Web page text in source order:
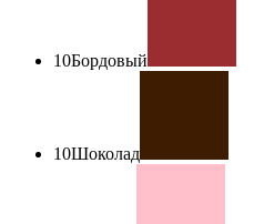
10Бордовый
10Шоколад